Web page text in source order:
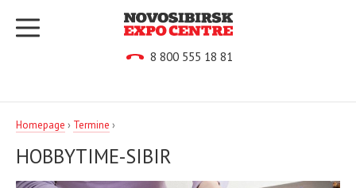
8 800 555 18 81
Homepage › Termine ›
HOBBYTIME-SIBIR